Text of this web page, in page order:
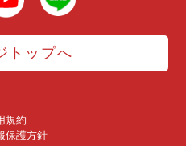
トップへ
規約
保護方針